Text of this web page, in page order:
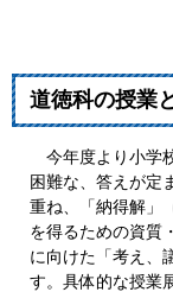
道徳科の授業
今年度より小学
困難な、答えが定
重ね、「納得解」
を得るための資質
に向けた「考え、
す。具体的な授業